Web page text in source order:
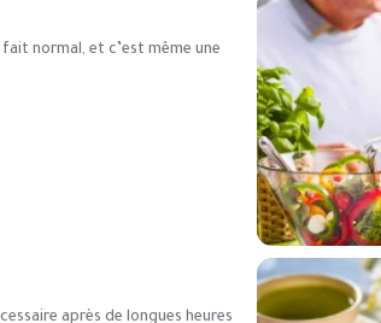
normal, et c’est même une
après de longues heures